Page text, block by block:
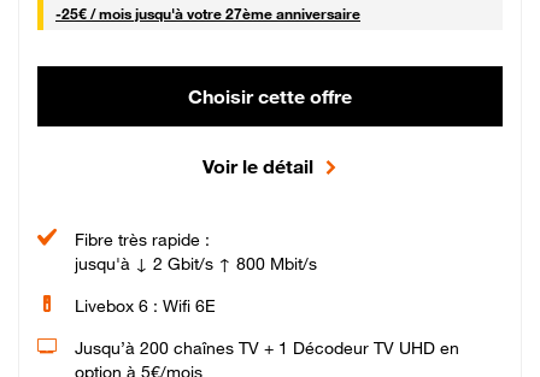
-25€ / mois25 € par mois
jusqu'à votre 27ème anniversaire
Choisir cette offre
Voir le détail
Fibre très rapide :
jusqu'à ↓ 2 Gbit/s ↑ 800 Mbit/s
Livebox 6 : Wifi 6E
Jusqu’à 200 chaînes TV + 1 Décodeur TV UHD en
option à 5€/mois